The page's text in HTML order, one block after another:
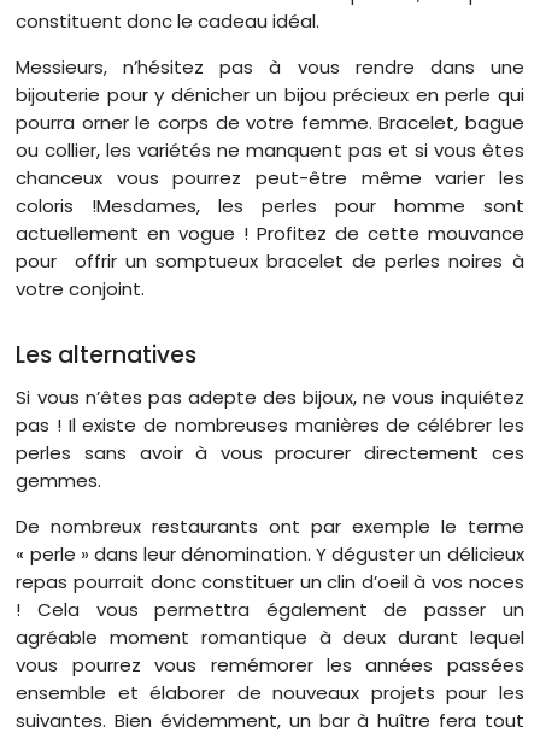
constituent donc le cadeau idéal.
Messieurs, n’hésitez pas à vous rendre dans une
bijouterie pour y dénicher un bijou précieux en perle qui
pourra orner le corps de votre femme. Bracelet, bague
ou collier, les variétés ne manquent pas et si vous êtes
chanceux vous pourrez peut-être même varier les
coloris !Mesdames, les perles pour homme sont
actuellement en vogue ! Profitez de cette mouvance
pour offrir un somptueux bracelet de perles noires à
votre conjoint.
Les alternatives
Si vous n’êtes pas adepte des bijoux, ne vous inquiétez
pas ! Il existe de nombreuses manières de célébrer les
perles sans avoir à vous procurer directement ces
gemmes.
De nombreux restaurants ont par exemple le terme
« perle » dans leur dénomination. Y déguster un délicieux
repas pourrait donc constituer un clin d’oeil à vos noces
! Cela vous permettra également de passer un
agréable moment romantique à deux durant lequel
vous pourrez vous remémorer les années passées
ensemble et élaborer de nouveaux projets pour les
suivantes. Bien évidemment, un bar à huître fera tout